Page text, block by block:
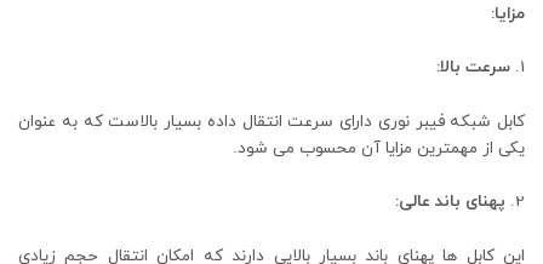
مزایا:
سرعت بالا:
کابل شبکه فیبر نوری دارای سرعت انتقال داده بسیار بالاست که به عنوان
یکی از مهمترین مزایا آن محسوب می‌ شود.
پهنای باند عالی:
این کابل‌ ها پهنای باند بسیار بالایی دارند که امکان انتقال حجم زیادی